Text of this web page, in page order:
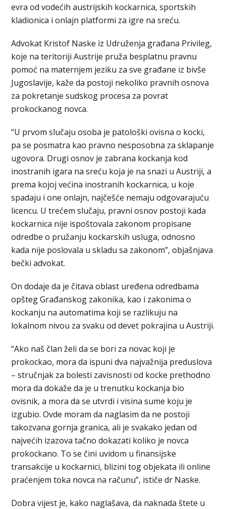
evra od vodećih austrijskih kockarnica, sportskih
kladionica i onlajn platformi za igre na sreću.
Advokat Kristof Naske iz Udruženja građana Privileg,
koje na teritoriji Austrije pruža besplatnu pravnu
pomoć na maternjem jeziku za sve građane iz bivše
Jugoslavije, kaže da postoji nekoliko pravnih osnova
za pokretanje sudskog procesa za povrat
prokockanog novca.
“U prvom slučaju osoba je patološki ovisna o kocki,
pa se posmatra kao pravno nesposobna za sklapanje
ugovora. Drugi osnov je zabrana kockanja kod
inostranih igara na sreću koja je na snazi u Austriji, a
prema kojoj većina inostranih kockarnica, u koje
spadaju i one onlajn, najčešće nemaju odgovarajuću
licencu. U trećem slučaju, pravni osnov postoji kada
kockarnica nije ispoštovala zakonom propisane
odredbe o pružanju kockarskih usluga, odnosno
kada nije poslovala u skladu sa zakonom”, objašnjava
bečki advokat.
On dodaje da je čitava oblast uređena odredbama
opšteg Građanskog zakonika, kao i zakonima o
kockanju na automatima koji se razlikuju na
lokalnom nivou za svaku od devet pokrajina u Austriji.
“Ako naš član želi da se bori za novac koji je
prokockao, mora da ispuni dva najvažnija preduslova
– stručnjak za bolesti zavisnosti od kocke prethodno
mora da dokaže da je u trenutku kockanja bio
ovisnik, a mora da se utvrdi i visina sume koju je
izgubio. Ovde moram da naglasim da ne postoji
takozvana gornja granica, ali je svakako jedan od
najvećih izazova tačno dokazati koliko je novca
prokockano. To se čini uvidom u finansijske
transakcije u kockarnici, blizini tog objekata ili online
praćenjem toka novca na računu”, ističe dr Naske.
Dobra vijest je, kako naglašava, da naknada štete u